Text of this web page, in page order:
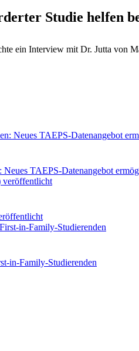
Studie helfen
ein Interview mit Dr. Jutta von
TAEPS-Datenangebot
in-Family-Studierenden